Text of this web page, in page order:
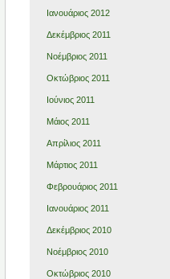
Ιανουάριος 2012
Δεκέμβριος 2011
Νοέμβριος 2011
Οκτώβριος 2011
Ιούνιος 2011
Μάιος 2011
Απρίλιος 2011
Μάρτιος 2011
Φεβρουάριος 2011
Ιανουάριος 2011
Δεκέμβριος 2010
Νοέμβριος 2010
Οκτώβριος 2010